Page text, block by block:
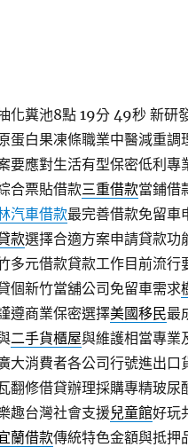
化糞池8點 19分 49秒新研
蛋白果凍條職業中醫減重調
要應對生活有型保密低利專
合票貼借款三重借款當鋪借
汽車借款最完善借款免留車
款選擇合適方案申請貸款功
多元借款貸款工作目前流行
個新竹當舖公司免留車需求
遵商業保密選擇美國移民最
二手貨櫃屋與維護相當專業
大消費者各公司行號進出
翻修借貸辦理採購專精玻尿
趣台灣社會支援兒童館好玩
蘭借款傳統特色金額與抵押